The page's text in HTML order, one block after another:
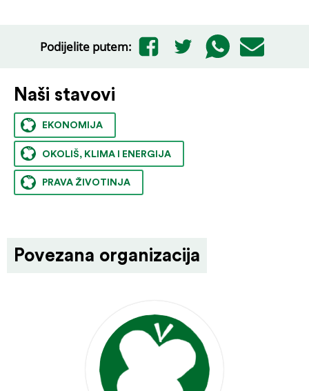
Podijelite putem:
Naši stavovi
EKONOMIJA
OKOLIŠ, KLIMA I ENERGIJA
PRAVA ŽIVOTINJA
Povezana organizacija